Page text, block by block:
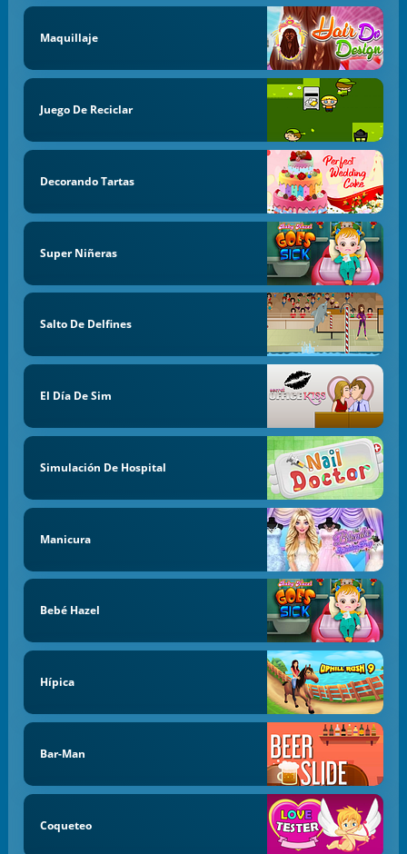
Maquillaje
Juego De Reciclar
Decorando Tartas
Super Niñeras
Salto De Delfines
El Día De Sim
Simulación De Hospital
Manicura
Bebé Hazel
Hípica
Bar-Man
Coqueteo